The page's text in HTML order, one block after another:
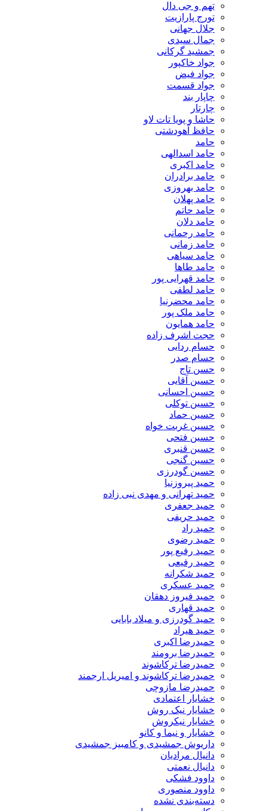
تهم و جی دال
تورج پارازیت
جلال جهانی
جمال سیدی
جمشید گرکانی
جواد خاکپور
جواد فیض
جواد قسمت
چاپار بند
حاشا و پویا تات لاو
حافظ آهودشتی
حامد اسدالهی
حامد اکبری
حامد برادران
حامد بهروزی
حامد پهلان
حامد حاتم
حامد دلان
حامد رحمانی
حامد زمانی
حامد سیاهی
حامد طاها
حامد قهرایی پور
حامد لطفی
حامد محضرنیا
حامد ملک پور
حامد همایون
حجت اشرف زاده
حسام ردایی
حسام صدر
حسن تاج
حسین آقایی
حسین احسانی
حسین توکلی
حسین حماد
حسین غربت خواه
حسین فتحی
حسین قنبری
حسین گنجی
حسین گودرزی
حمید پیروزنیا
حمید تهرانی و مهدی نبی زاده
حمید جعفری
حمید حریفی
حمید راد
حمید رضوی
حمید رفیع پور
حمید رفیعی
حمید شکرانه
حمید عسکری
حمید فیروز دهقان
حمید قهاری
حمید گودرزی و میلاد بابایی
حمید هیراد
حمیدرضا اکبری
حمیدرضا برومند
حمیدرضا ترکاشوند
حمیدرضا ترکاشوند و امیریل ارجمند
حمیدرضا مازوچی
خشایار اعتمادی
خشایار نیک روش
خشایار نیکروش
خشایار و نیما و کانو
داریوش جمشیدی و کامبیز جمشیدی
دانیال مرادیان
دانیال نعمتی
داوود فشکی
داوود منصوری
دسته‌بندی نشده